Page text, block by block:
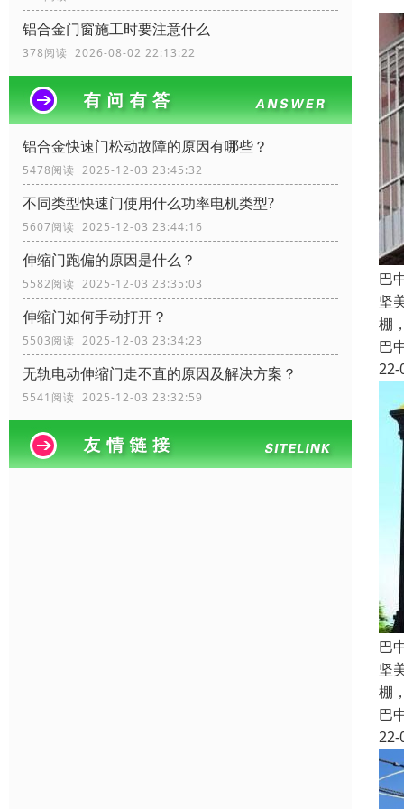
铝合金门窗施工时要注意什么
378阅读 2026-08-02 22:13:22
铝合金快速门松动故障的原因有哪些？
5478阅读 2025-12-03 23:45:32
不同类型快速门使用什么功率电机类型?
5607阅读 2025-12-03 23:44:16
伸缩门跑偏的原因是什么？
5582阅读 2025-12-03 23:35:03
伸缩门如何手动打开？
5503阅读 2025-12-03 23:34:23
无轨电动伸缩门走不直的原因及解决方案？
5541阅读 2025-12-03 23:32:59
巴
坚
棚
巴
22-
巴
坚
棚
巴
22-